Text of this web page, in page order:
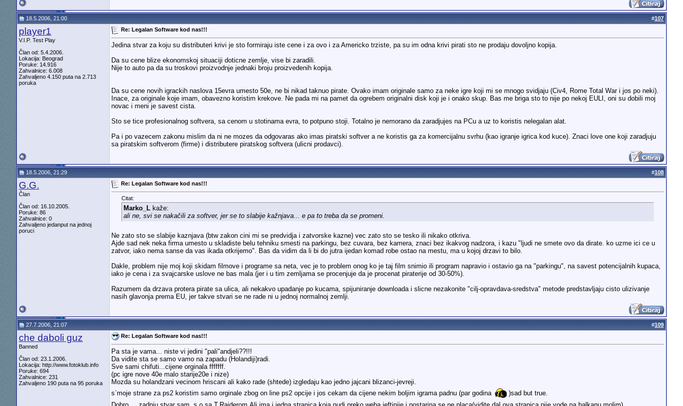
18.5.2006, 21:00 #107
player1
V.I.P. Test Play
Član od: 5.4.2006.
Lokacija: Beograd
Poruke: 14.916
Zahvalnice: 6.008
Zahvaljeno 4.150 puta na 2.713
poruka
Re: Legalan Software kod nas!!!
Jedina stvar za koju su distributeri krivi je sto formiraju iste cene i za ovo i za Americko trziste, pa su im odna krivi pirati sto ne prodaju dovoljno kopija.
Da su cene blize ekonomskoj situaciji doticne zemlje, vise bi zaradili.
Nije to auto pa da su troskovi proizvodnje jednaki broju proizvedenih kopija.
Da su cene novih igrackih naslova 15evra umesto 50e, ne bi nikad taknuo pirate. Ovako imam originale samo za neke igre koji mi se mnogo svidjaju (Civ4, Rome Total War i jos po neki).
Inace, za originale koje imam, obavezno koristim krekove. Ne pada mi na pamet da ogrebem originalni disk koji je i onako skup. Bas me briga sto to nije po nekoj EULI, oni su dobili moj
novac i meni je savest cista.
Sto se tice profesionalnog softvera, sa cenom u stotinama evra, to potpuno stoji. Totalno je nemorano da zaradjujes na PCu a uz to koristis nelegalan alat.
Pa i po vazecem zakonu mislim da ni ne mozes da odgovaras ako imas piratski softver a ne koristis ga za komercijalnu svrhu (kao igranje igrica kod kuce). Znaci love one koji zaradjuju
sa piratskim softverom (firme) i distributere piratskog softvera (ulicni prodavci).
18.5.2006, 21:29 #108
G.G.
Član
Član od: 16.10.2005.
Poruke: 86
Zahvalnice: 0
Zahvaljeno jedanput na jednoj
poruci
Re: Legalan Software kod nas!!!
Citat:
Marko_Lkaže:
ali ne, svi se nakačili za softver, jer se to slabije kažnjava... e pa to treba da se promeni.
Ne zato sto se slabije kaznjava (btw zakon cini mi se predvidja i zatvorske kazne) vec zato sto se tesko ili nikako otkriva.
Ajde sad nek neka firma umesto u skladiste belu tehniku smesti na parkingu, bez cuvara, bez kamera, znaci bez ikakvog nadzora, i kazu "ljudi ne smete ovo da dirate. ko uzme ici ce u
zatvor, iako nema sanse da vas ikada otkrijemo". Bas da vidim da li bi do jutra ijedan komad robe ostao na mestu, ma u kojoj drzavi to bilo.
Dakle, problem nije moj koji skidam filmove i programe sa neta, vec je to problem onog ko je taj film snimio ili program napravio i ostavio ga na "parkingu", na savest potencijalnih kupaca,
iako je cena i za svajcarske uslove ne bas mala (jer i u tim zemljama se procenjuje da je procenat piraterije od 30-50%).
Razumem da drzava protera pirate sa ulica, ali nekakvo upadanje po kucama, spijuniranje downloada i slicne nezakonite "cilj-opravdava-sredstva" metode predstavljaju cisto ulizivanje
nasih glavonja prema EU, jer takve stvari se ne rade ni u jednoj normalnoj zemlji.
27.7.2006, 21:07 #109
che daboli guz
Banned
Član od: 23.1.2006.
Lokacija: http://www.fotoklub.info
Poruke: 694
Zahvalnice: 231
Zahvaljeno 190 puta na 95 poruka
Re: Legalan Software kod nas!!!
Pa sta je vama... niste vi jedini "pali"andjeli??!!!
Da vidite sta se samo vamo na zapadu (Holandiji)radi.
Sve sami chifuti...cijene orginala fffffff.
(pc igre nove 40e malo starije20e i nize)
Mozda su holandzani vecinom hriscani ali kako rade (shtede) izgledaju kao jedno jajcani blizanci-jevreji.
s`moje strane za ps2 koristim samo orginale zbog on line ps2 opcije i jos cekam da cijene nekim boljim igrama padnu (par godina
)sad but true.